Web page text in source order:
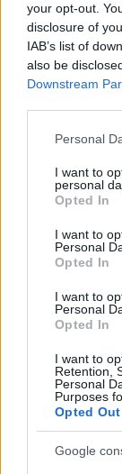
your opt-out.
disclosure of
IAB’s list of
also be
Downstream
Please note
not limited to
grant or deny
use your data
consent section.
Personal
I want to
personal
Opted In
I want to
Personal
Opted In
I want to
Personal
Opted In
I want to
Retention,
Personal
Purposes
Opted Out
Google
Continua
B2B NEWS